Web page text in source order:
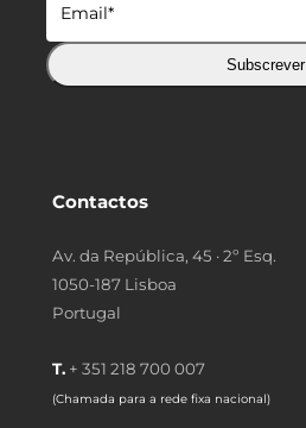
Subscrever
Contactos
Av. da República, 45 · 2º Esq.
1050-187 Lisboa
Portugal
T. + 351 218 700 007
(Chamada para a rede fixa nacional)